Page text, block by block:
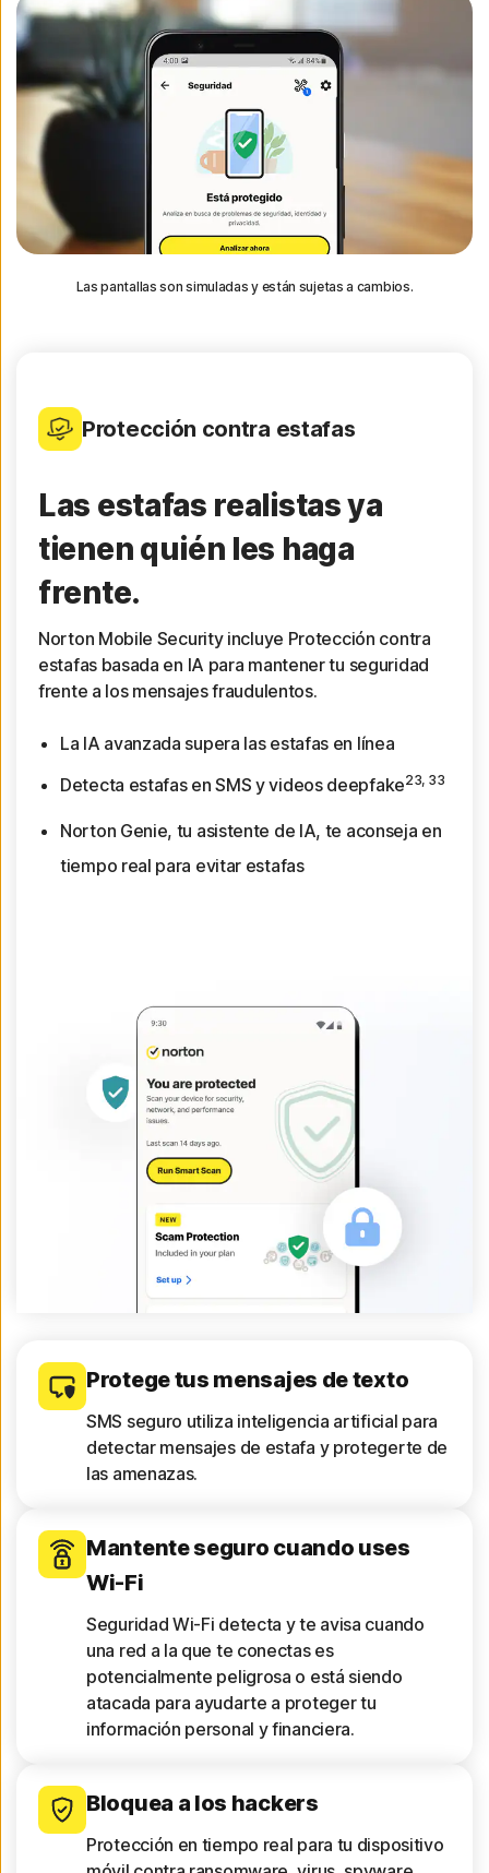
Las pantallas son simuladas y están sujetas a cambios.
Protección contra estafas
Las estafas realistas ya
tienen quién les haga
frente.
Norton Mobile Security incluye Protección contra
estafas basada en IA para mantener tu seguridad
frente a los mensajes fraudulentos.
La IA avanzada supera las estafas en línea
Detecta estafas en SMS y videos deepfake23, 33
Norton Genie, tu asistente de IA, te aconseja en
tiempo real para evitar estafas
Protege tus mensajes de texto
SMS seguro utiliza inteligencia artificial para
detectar mensajes de estafa y protegerte de
las amenazas.
Mantente seguro cuando uses
Wi-Fi
Seguridad Wi-Fi detecta y te avisa cuando
una red a la que te conectas es
potencialmente peligrosa o está siendo
atacada para ayudarte a proteger tu
información personal y financiera.
Bloquea a los hackers
Protección en tiempo real para tu dispositivo